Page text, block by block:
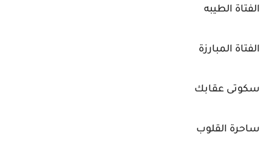
الفتاة الطيبه
الفتاة المبارزة
سكوتى عقابك
ساحرة القلوب